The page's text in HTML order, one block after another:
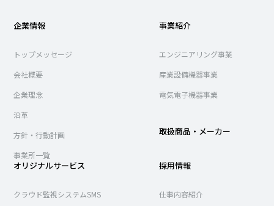
企業情報
トップメッセージ
会社概要
企業理念
沿革
方針・行動計画
事業所一覧
事業紹介
エンジニアリング事業
産業設備機器事業
電気電子機器事業
取扱商品・メーカー
オリジナルサービス
クラウド監視システムSMS
採用情報
仕事内容紹介